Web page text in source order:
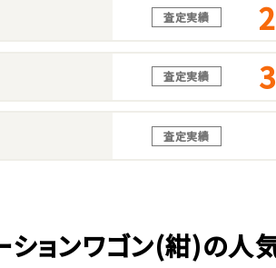
査定実績
査定実績
査定実績
ションワゴン(紺)の人